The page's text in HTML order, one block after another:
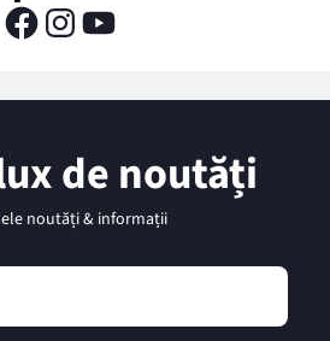
de noutăți
noutăți & informații